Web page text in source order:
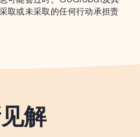
取或未采取的任何行动承担责
解